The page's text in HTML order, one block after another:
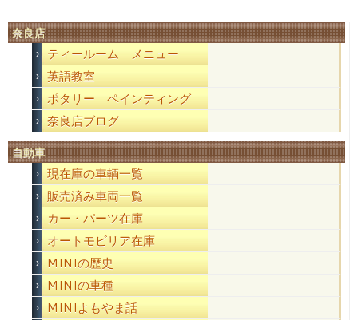
奈良店
ティールーム メニュー
英語教室
ポタリー ペインティング
奈良店ブログ
自動車
現在庫の車輌一覧
販売済み車両一覧
カー・パーツ在庫
オートモビリア在庫
MINIの歴史
MINIの車種
MINIよもやま話